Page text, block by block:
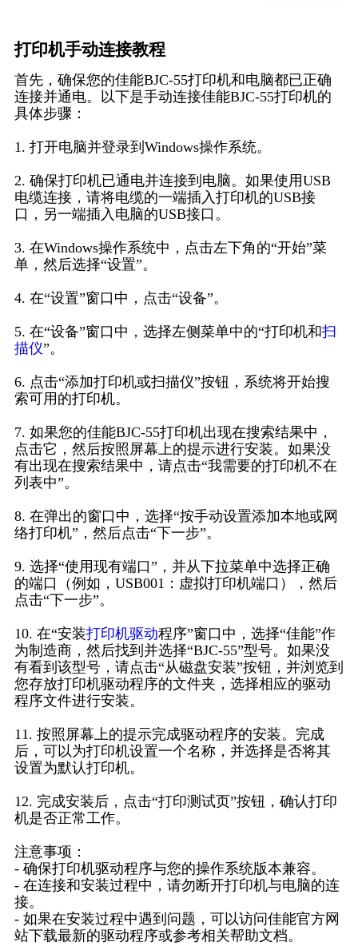
打印机手动连接教程
首先，确保您的佳能BJC-55打印机和电脑都已正确
连接并通电。以下是手动连接佳能BJC-55打印机的
具体步骤：
1. 打开电脑并登录到Windows操作系统。
2. 确保打印机已通电并连接到电脑。如果使用USB
电缆连接，请将电缆的一端插入打印机的USB接
口，另一端插入电脑的USB接口。
3. 在Windows操作系统中，点击左下角的“开始”菜
单，然后选择“设置”。
4. 在“设置”窗口中，点击“设备”。
5. 在“设备”窗口中，选择左侧菜单中的“打印机和扫
描仪”。
6. 点击“添加打印机或扫描仪”按钮，系统将开始搜
索可用的打印机。
7. 如果您的佳能BJC-55打印机出现在搜索结果中，
点击它，然后按照屏幕上的提示进行安装。如果没
有出现在搜索结果中，请点击“我需要的打印机不在
列表中”。
8. 在弹出的窗口中，选择“按手动设置添加本地或网
络打印机”，然后点击“下一步”。
9. 选择“使用现有端口”，并从下拉菜单中选择正确
的端口（例如，USB001：虚拟打印机端口），然后
点击“下一步”。
10. 在“安装打印机驱动程序”窗口中，选择“佳能”作
为制造商，然后找到并选择“BJC-55”型号。如果没
有看到该型号，请点击“从磁盘安装”按钮，并浏览到
您存放打印机驱动程序的文件夹，选择相应的驱动
程序文件进行安装。
11. 按照屏幕上的提示完成驱动程序的安装。完成
后，可以为打印机设置一个名称，并选择是否将其
设置为默认打印机。
12. 完成安装后，点击“打印测试页”按钮，确认打印
机是否正常工作。
注意事项：
- 确保打印机驱动程序与您的操作系统版本兼容。
- 在连接和安装过程中，请勿断开打印机与电脑的连
接。
- 如果在安装过程中遇到问题，可以访问佳能官方网
站下载最新的驱动程序或参考相关帮助文档。